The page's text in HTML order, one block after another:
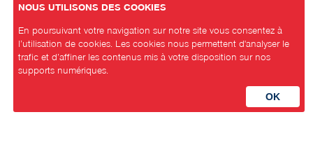
NOUS UTILISONS DES COOKIES
En poursuivant votre navigation sur notre site vous consentez à
l’utilisation de cookies. Les cookies nous permettent d'analyser le
trafic et d’affiner les contenus mis à votre disposition sur nos
supports numériques.